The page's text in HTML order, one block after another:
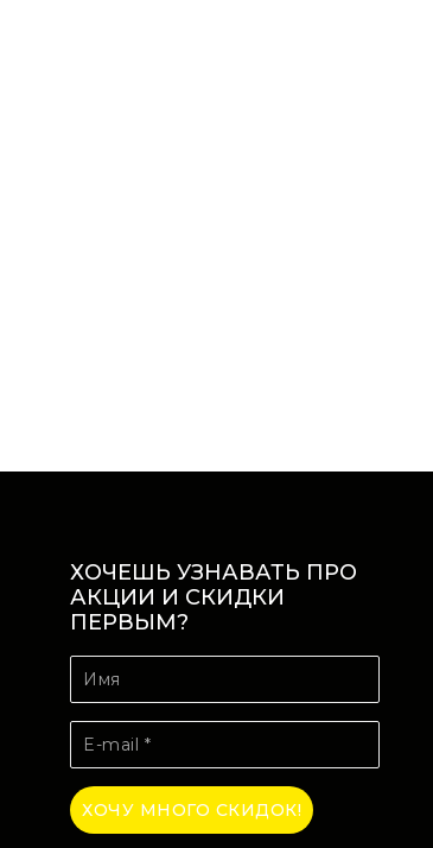
ХОЧЕШЬ УЗНАВАТЬ ПРО
АКЦИИ И СКИДКИ
ПЕРВЫМ?